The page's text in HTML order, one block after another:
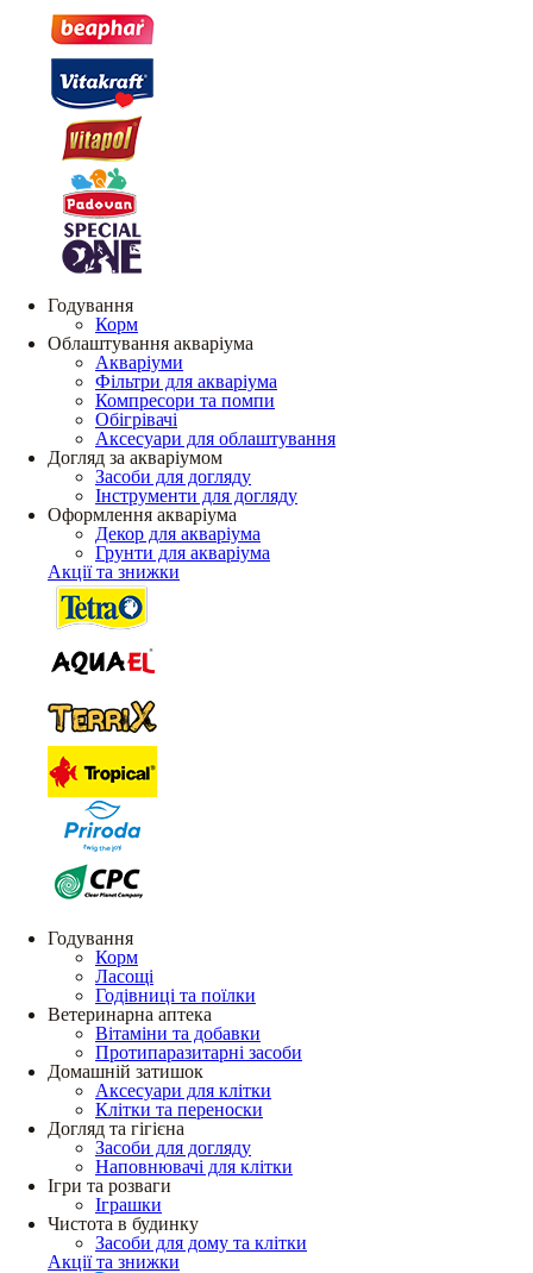
Годування
Корм
Облаштування акваріума
Акваріуми
Фільтри для акваріума
Компресори та помпи
Обігрівачі
Аксесуари для облаштування
Догляд за акваріумом
Засоби для догляду
Інструменти для догляду
Оформлення акваріума
Декор для акваріума
Грунти для акваріума
Акції та знижки
Годування
Корм
Ласощі
Годівниці та поїлки
Ветеринарна аптека
Вітаміни та добавки
Протипаразитарні засоби
Домашній затишок
Аксесуари для клітки
Клітки та переноски
Догляд та гігієна
Засоби для догляду
Наповнювачі для клітки
Ігри та розваги
Іграшки
Чистота в будинку
Засоби для дому та клітки
Акції та знижки